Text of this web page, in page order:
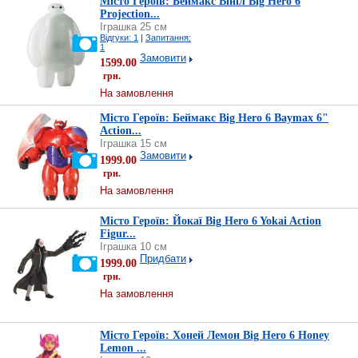
Projection...
Іграшка 25 см
Відгуки: 1 | Запитання:
1
1599.00
грн.
Замовити
На замовлення
Місто Героїв: Беймакс Big Hero 6 Baymax 6"
Action...
Іграшка 15 см
1999.00
грн.
Замовити
На замовлення
Місто Героїв: Йокаї Big Hero 6 Yokai Action
Figur...
Іграшка 10 см
1999.00
грн.
Придбати
На замовлення
Місто Героїв: Хоней Лемон Big Hero 6 Honey
Lemon ...